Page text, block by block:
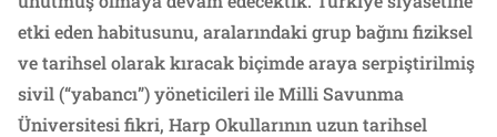
etki eden habitusunu, aralarındaki grup bağını fiziksel
ve tarihsel olarak kıracak biçimde araya serpiştirilmiş
sivil (“yabancı”) yöneticileri ile Milli Savunma
Üniversitesi fikri, Harp Okullarının uzun tarihsel